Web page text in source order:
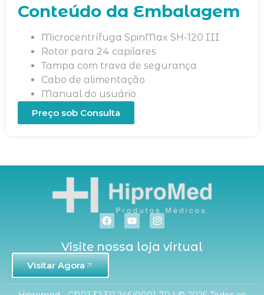
Conteúdo da Embalagem
Microcentrífuga SpinMax SH-120 III
Rotor para 24 capilares
Tampa com trava de segurança
Cabo de alimentação
Manual do usuário
Preço sob Consulta
Visite nossa loja virtual
Visitar Agora